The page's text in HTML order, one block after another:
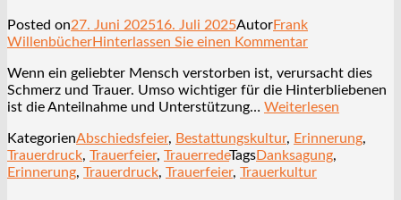
Posted on27. Juni 202516. Juli 2025AutorFrank
WillenbücherHinterlassen Sie einen Kommentar
Wenn ein geliebter Mensch verstorben ist, verursacht dies
Schmerz und Trauer. Umso wichtiger für die Hinterbliebenen
ist die Anteilnahme und Unterstützung… Weiterlesen
KategorienAbschiedsfeier, Bestattungskultur, Erinnerung,
Trauerdruck, Trauerfeier, TrauerredeTagsDanksagung,
Erinnerung, Trauerdruck, Trauerfeier, Trauerkultur